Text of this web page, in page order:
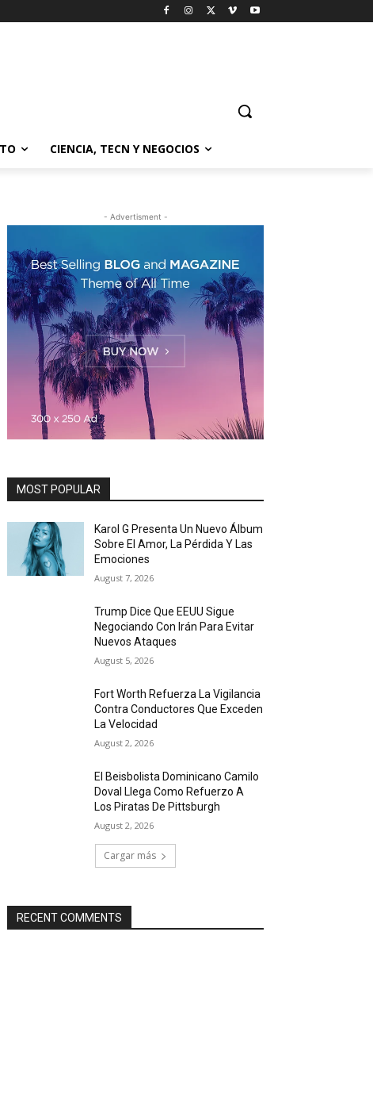
CIENCIA, TECN Y NEGOCIOS
- Advertisment -
MOST POPULAR
Karol G Presenta Un Nuevo Álbum
Sobre El Amor, La Pérdida Y Las
Emociones
August 7, 2026
Trump Dice Que EEUU Sigue
Negociando Con Irán Para Evitar
Nuevos Ataques
August 5, 2026
Fort Worth Refuerza La Vigilancia
Contra Conductores Que Exceden
La Velocidad
August 2, 2026
El Beisbolista Dominicano Camilo
Doval Llega Como Refuerzo A
Los Piratas De Pittsburgh
August 2, 2026
Cargar más
RECENT COMMENTS